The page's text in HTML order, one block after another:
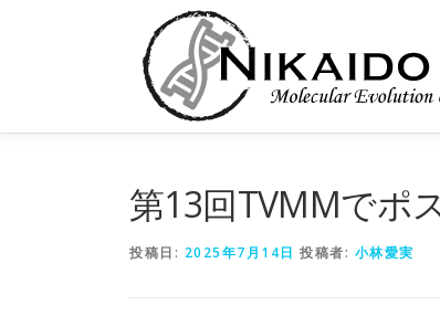
へ
第13回TVMMでポ
投稿日: 2025年7月14日 投稿者: 小林愛実